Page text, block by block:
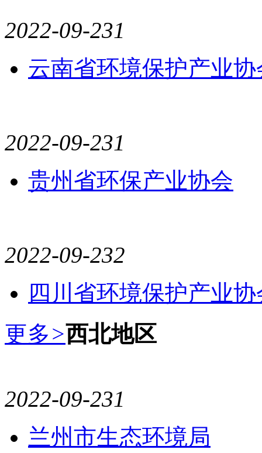
2022-09-231
云南省环境保护产业协
2022-09-231
贵州省环保产业协会
2022-09-232
四川省环境保护产业协
更多>西北地区
2022-09-231
兰州市生态环境局